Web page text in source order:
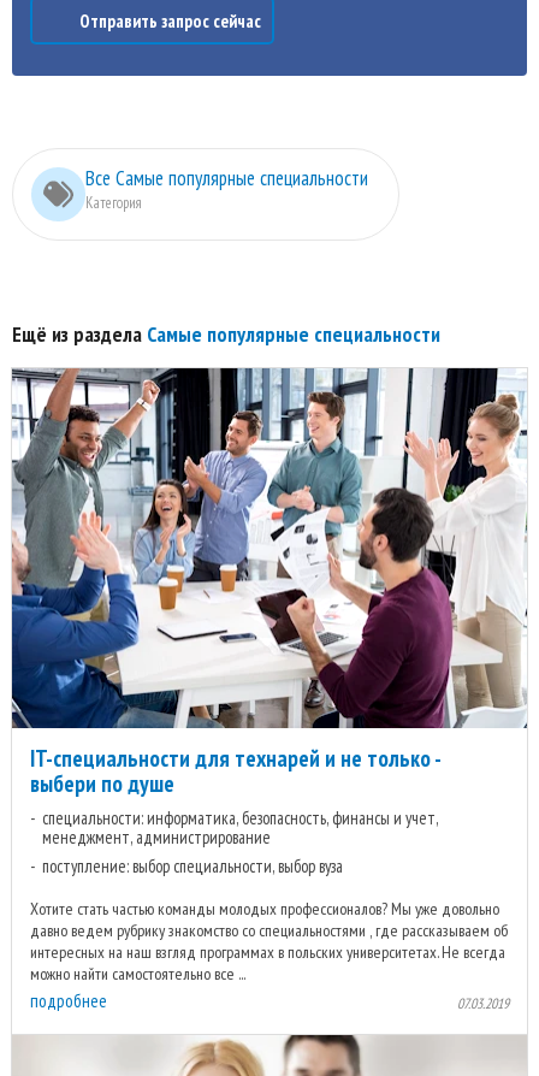
Отправить запрос сейчас
Все Самые популярные специальности
Категория
Ещё из раздела Самые популярные специальности
IT-специальности для технарей и не только -
выбери по душе
специальности: информатика, безопасность, финансы и учет,
менеджмент, администрирование
поступление: выбор специальности, выбор вуза
Хотите стать частью команды молодых профессионалов? Мы уже довольно
давно ведем рубрику знакомство со специальностями , где рассказываем об
интересных на наш взгляд программах в польских университетах. Не всегда
можно найти самостоятельно все ...
подробнее 07.03.2019